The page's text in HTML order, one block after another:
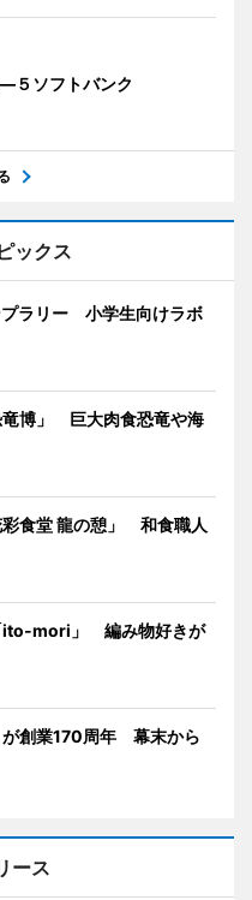
５ソフトバンク
ックス
ラリー 小学生向けラボ
竜博」 巨大肉食恐竜や海
食堂 龍の憩」 和食職人
ito-mori」 編み物好きが
が創業170周年 幕末から
ース